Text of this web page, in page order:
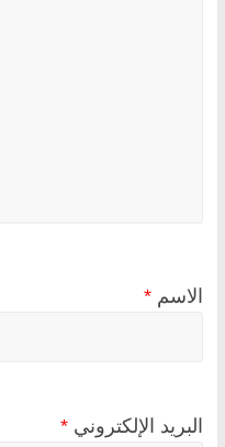
الاسم *
البريد الإلكتروني *